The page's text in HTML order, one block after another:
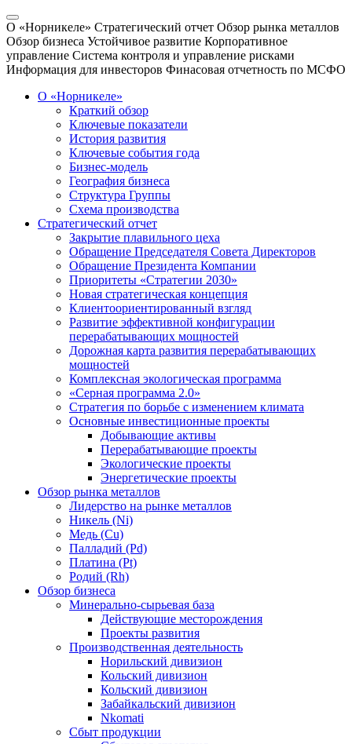
О «Норникеле» Стратегический отчет Обзор рынка металлов
Обзор бизнеса Устойчивое развитие Корпоративное
управление Система контроля и управление рисками
Информация для инвесторов Финасовая отчетность по МСФО
О «Норникеле»
Краткий обзор
Ключевые показатели
История развития
Ключевые события года
Бизнес-модель
География бизнеса
Структура Группы
Схема производства
Стратегический отчет
Закрытие плавильного цеха
Обращение Председателя Совета Директоров
Обращение Президента Компании
Приоритеты «Стратегии 2030»
Новая стратегическая концепция
Клиентоориентированный взгляд
Развитие эффективной конфигурации
перерабатывающих мощностей
Дорожная карта развития перерабатывающих
мощностей
Комплексная экологическая программа
«Серная программа 2.0»
Стратегия по борьбе с изменением климата
Основные инвестиционные проекты
Добывающие активы
Перерабатывающие проекты
Экологические проекты
Энергетические проекты
Обзор рынка металлов
Лидерство на рынке металлов
Никель (Ni)
Медь (Cu)
Палладий (Pd)
Платина (Pt)
Родий (Rh)
Обзор бизнеса
Минерально-сырьевая база
Действующие месторождения
Проекты развития
Производственная деятельность
Норильский дивизион
Кольский дивизион
Кольский дивизион
Забайкальский дивизион
Nkomati
Сбыт продукции